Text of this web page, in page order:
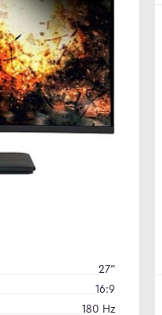
27"
16:9
180 Hz